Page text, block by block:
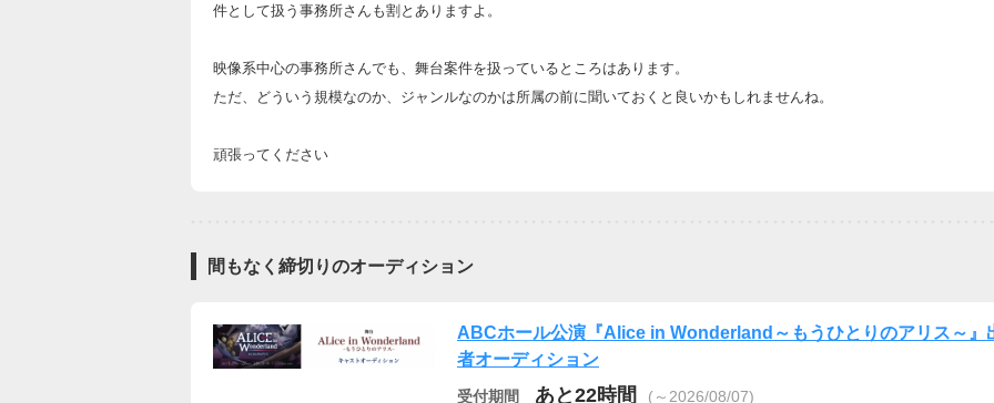
件として扱う事務所さんも割とありますよ。
映像系中心の事務所さんでも、舞台案件を扱っているところはあります。
ただ、どういう規模なのか、ジャンルなのかは所属の前に聞いておくと良いかもしれませんね。
頑張ってください
間もなく締切りのオーディション
ABCホール公演『Alice in Wonderland～もうひとりのアリス～』
者オーディション
受付期間 あと22時間 (～2026/08/07)